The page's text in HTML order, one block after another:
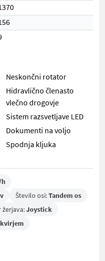
Neskončni rotator
Hidravlično členasto
vlečno drogovje
Sistem razsvetljave LED
Dokumenti na voljo
Spodnja kljuka
h
Število osi:Tandem os
žerjava:Joystick